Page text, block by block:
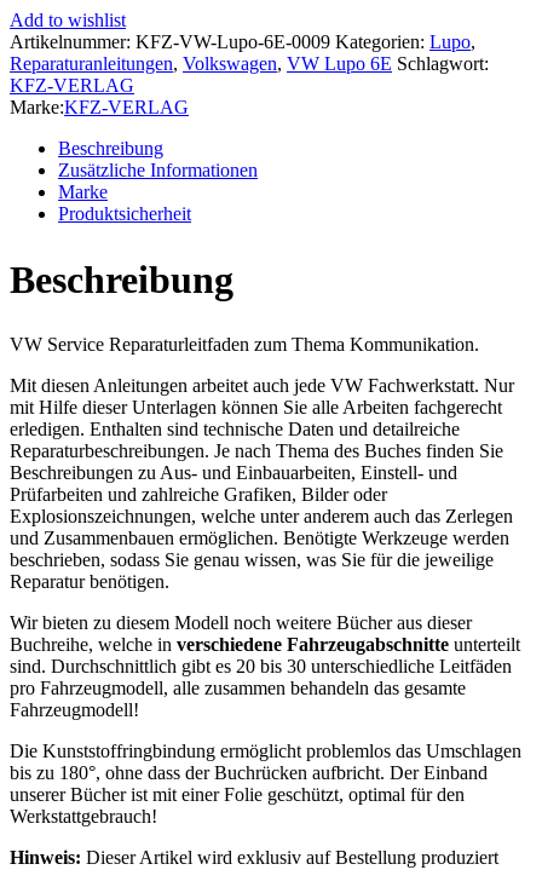
Typ
6E
1998-
2006
Radio
Navigation
Kommunikation
Reparaturanleitung
Menge
Add to wishlist
Artikelnummer: KFZ-VW-Lupo-6E-0009 Kategorien: Lupo,
Reparaturanleitungen, Volkswagen, VW Lupo 6E Schlagwort:
KFZ-VERLAG
Marke:KFZ-VERLAG
Beschreibung
Zusätzliche Informationen
Marke
Produktsicherheit
Beschreibung
VW Service Reparaturleitfaden zum Thema Kommunikation.
Mit diesen Anleitungen arbeitet auch jede VW Fachwerkstatt. Nur
mit Hilfe dieser Unterlagen können Sie alle Arbeiten fachgerecht
erledigen. Enthalten sind technische Daten und detailreiche
Reparaturbeschreibungen. Je nach Thema des Buches finden Sie
Beschreibungen zu Aus- und Einbauarbeiten, Einstell- und
Prüfarbeiten und zahlreiche Grafiken, Bilder oder
Explosionszeichnungen, welche unter anderem auch das Zerlegen
und Zusammenbauen ermöglichen. Benötigte Werkzeuge werden
beschrieben, sodass Sie genau wissen, was Sie für die jeweilige
Reparatur benötigen.
Wir bieten zu diesem Modell noch weitere Bücher aus dieser
Buchreihe, welche in verschiedene Fahrzeugabschnitte unterteilt
sind. Durchschnittlich gibt es 20 bis 30 unterschiedliche Leitfäden
pro Fahrzeugmodell, alle zusammen behandeln das gesamte
Fahrzeugmodell!
Die Kunststoffringbindung ermöglicht problemlos das Umschlagen
bis zu 180°, ohne dass der Buchrücken aufbricht. Der Einband
unserer Bücher ist mit einer Folie geschützt, optimal für den
Werkstattgebrauch!
Hinweis: Dieser Artikel wird exklusiv auf Bestellung produziert